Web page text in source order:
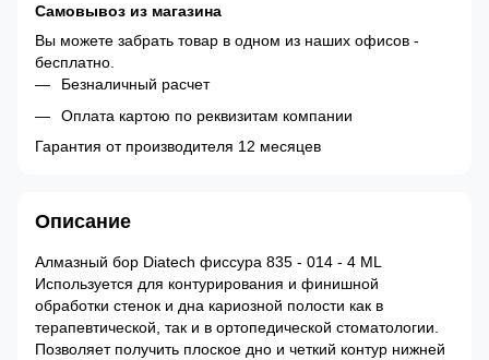
Самовывоз из магазина
Вы можете забрать товар в одном из наших офисов -
бесплатно.
Безналичный расчет
Оплата картою по реквизитам компании
Гарантия от производителя 12 месяцев
Описание
Алмазный бор Diatech фиссура 835 - 014 - 4 ML
Используется для контурирования и финишной
обработки стенок и дна кариозной полости как в
терапевтической, так и в ортопедической стоматологии.
Позволяет получить плоское дно и четкий контур нижней